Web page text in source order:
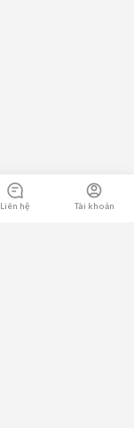
Liên hệ Tài khoản